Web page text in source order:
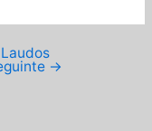
Laudos
→